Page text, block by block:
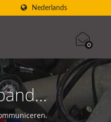
Nederlands
0